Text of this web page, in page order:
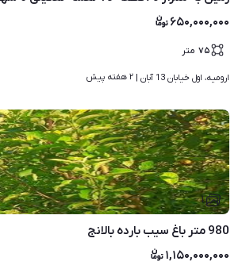
۶۵۰,۰۰۰,۰۰۰
۷۵ متر
ارومیه، اول خیابان 13 آبان | ۲ هفته پیش
۱
980 متر باغ سیب بارده بالانج
۱,۱۵۰,۰۰۰,۰۰۰